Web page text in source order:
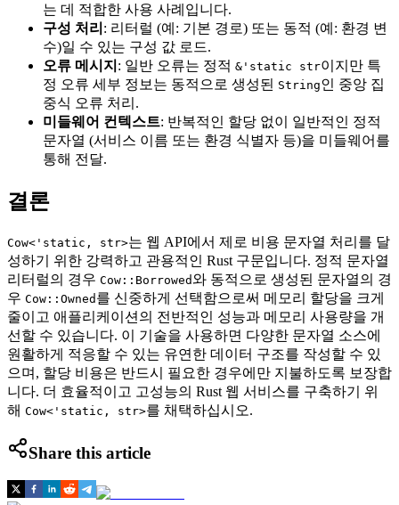
는 데 적합한 사용 사례입니다.
구성 처리 : 리터럴 (예: 기본 경로) 또는 동적 (예: 환경 변
수)일 수 있는 구성 값 로드.
오류 메시지 : 일반 오류는 정적 &'static str이지만 특
정 오류 세부 정보는 동적으로 생성된 String인 중앙 집
중식 오류 처리.
미들웨어 컨텍스트: 반복적인 할당 없이 일반적인 정적
문자열 (서비스 이름 또는 환경 식별자 등)을 미들웨어를
통해 전달.
결론
Cow<'static, str>는 웹 API에서 제로 비용 문자열 처리를 달
성하기 위한 강력하고 관용적인 Rust 구문입니다. 정적 문자열
리터럴의 경우 Cow::Borrowed와 동적으로 생성된 문자열의 경
우 Cow::Owned 를 신중하게 선택함으로써 메모리 할당을 크게
줄이고 애플리케이션의 전반적인 성능과 메모리 사용량을 개
선할 수 있습니다. 이 기술을 사용하면 다양한 문자열 소스에
원활하게 적응할 수 있는 유연한 데이터 구조를 작성할 수 있
으며, 할당 비용은 반드시 필요한 경우에만 지불하도록 보장합
니다. 더 효율적이고 고성능의 Rust 웹 서비스를 구축하기 위
해 Cow<'static, str>를 채택하십시오.
Share this article